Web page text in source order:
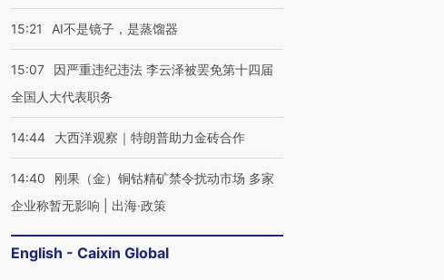
15:21 AI不是镜子，是蒸馏器
15:07
因严重违纪违法 李云泽被罢免第十四届
全国人大代表职务
14:44 大西洋观察｜特朗普助力金砖合作
14:40
刚果（金）铜钴精矿禁令扰动市场 多家
企业称暂无影响 | 出海·政策
English - Caixin Global